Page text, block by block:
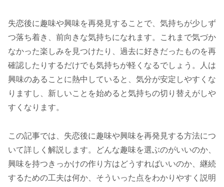
失恋後に趣味や興味を再発見することで、気持ちが少しず
つ落ち着き、前向きな気持ちになれます。これまで気づか
なかった楽しみを見つけたり、過去に好きだったものを再
確認したりするだけでも気持ちが軽くなるでしょう。人は
興味のあることに熱中していると、気分が安定しやすくな
りますし、新しいことを始めると気持ちの切り替えがしや
すくなります。
この記事では、失恋後に趣味や興味を再発見する方法につ
いて詳しく解説します。どんな趣味を選ぶのがいいのか、
興味を持つきっかけの作り方はどうすればいいのか、継続
するための工夫は何か、そういった点をわかりやすく説明